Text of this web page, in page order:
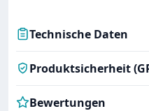
Technische Daten
Produktsicherheit
Bewertungen